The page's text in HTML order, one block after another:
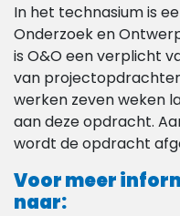
In het technasium is
Onderzoek en
is O&O een verplicht
van
werken zeven weken
aan deze opdracht.
wordt de opdracht
Voor meer
naar: